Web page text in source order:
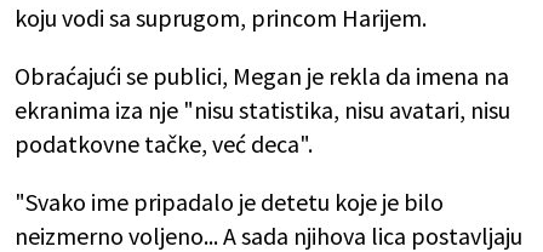
koju vodi sa suprugom, princom Harijem.
Obraćajući se publici, Megan je rekla da imena na
ekranima iza nje "nisu statistika, nisu avatari, nisu
podatkovne tačke, već deca".
"Svako ime pripadalo je detetu koje je bilo
neizmerno voljeno... A sada njihova lica postavljaju